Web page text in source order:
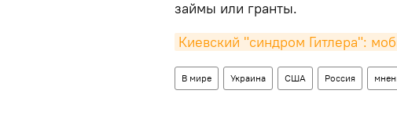
займы или гранты.
Киевский "синдром Гитлера":
В мире Украина США Россия